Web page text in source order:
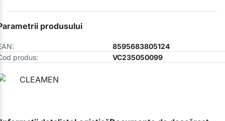
produsului
8595683805124
produs:
VC235050099